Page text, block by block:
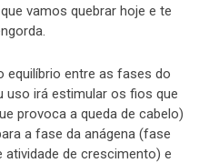
vamos quebrar hoje e te
equilíbrio entre as fases do
uso irá estimular os fios que
provoca a queda de cabelo)
a fase da anágena (fase
de crescimento) e